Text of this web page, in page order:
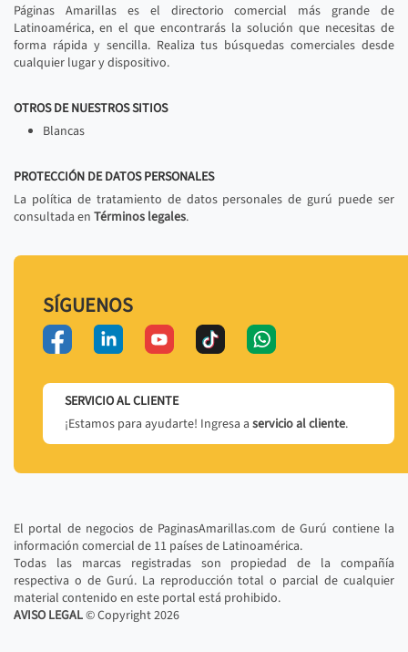
Páginas Amarillas es el directorio comercial más grande de
Latinoamérica, en el que encontrarás la solución que necesitas de
forma rápida y sencilla. Realiza tus búsquedas comerciales desde
cualquier lugar y dispositivo.
OTROS DE NUESTROS SITIOS
Blancas
PROTECCIÓN DE DATOS PERSONALES
La política de tratamiento de datos personales de gurú puede ser
consultada en Términos legales.
SÍGUENOS
SERVICIO AL CLIENTE
¡Estamos para ayudarte! Ingresa a servicio al cliente.
El portal de negocios de PaginasAmarillas.com de Gurú contiene la
información comercial de 11 países de Latinoamérica.
Todas las marcas registradas son propiedad de la compañía
respectiva o de Gurú. La reproducción total o parcial de cualquier
material contenido en este portal está prohibido.
AVISO LEGAL© Copyright2026